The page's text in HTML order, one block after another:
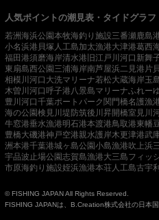
人気ポイントの潮見表・タイドグラフ
若洲海浜公園本牧海釣り施設三番瀬鹿島
小名浜港 貝塚人工島加太漁港大津港葛西
福田港須磨海岸清水港 旧江戸川河口 新舞
東扇島西公園 三浦海岸南芦屋浜二見港 片
相模川河口 大洗マリーナ若松大蔵海岸玉
木曽川河口呼子港八景島マリーナふれー
豊川河口千葉ポートパーク 関門橋名護漁
海の公園検見川堤防筑後川昇開橋室見川
牛窓港垂水漁港明石港本渡港鳥取港東幡
豊橋大磯港神戸空港親水護岸木更津港武
洲本港千葉港城ヶ島公園小島漁港吹上浜
宇品波止場公園志賀島漁港大三島フィッ
市原海釣り施設姪浜漁港本荘人工島古宇
© FISHING JAPAN All Rights Reserved.
FISHING JAPANは、B.Creation株式会社の日本国